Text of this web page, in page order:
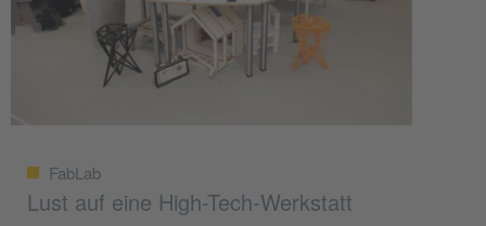
FabLab
Lust auf eine High-Tech-Werkstatt